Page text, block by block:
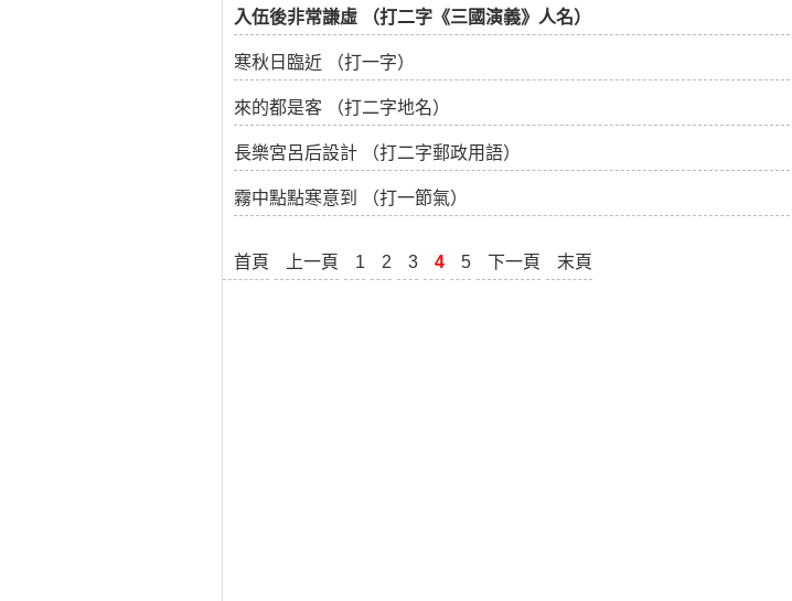
入伍後非常謙虛 （打二字《三國演義》人名）
寒秋日臨近 （打一字）
來的都是客 （打二字地名）
長樂宮呂后設計 （打二字郵政用語）
霧中點點寒意到 （打一節氣）
首頁 上一頁 1 2 3 4 5 下一頁 末頁